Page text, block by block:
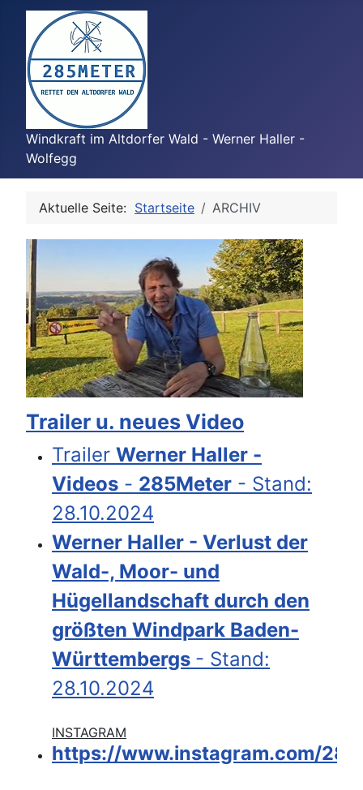
Windkraft im Altdorfer Wald - Werner Haller -
Wolfegg
Aktuelle Seite: Startseite ARCHIV
Trailer u. neues Video
Trailer Werner Haller -
Videos - 285Meter - Stand:
28.10.2024
Werner Haller - Verlust der
Wald-, Moor- und
Hügellandschaft durch den
größten Windpark Baden-
Württembergs - Stand:
28.10.2024
INSTAGRAM
https://www.instagram.com/